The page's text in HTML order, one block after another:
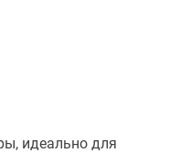
идеально для